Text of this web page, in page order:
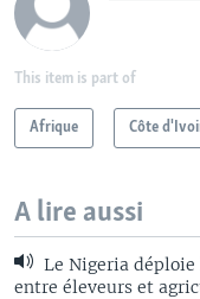
This item is part of
Afrique Côte
A lire aussi
Le Nigeria
entre éleveurs et